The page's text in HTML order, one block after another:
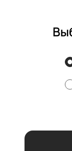
аналитических
Акции,